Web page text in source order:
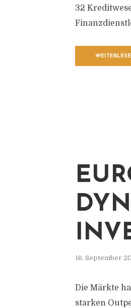
32
16. September
Die Märkte
starken